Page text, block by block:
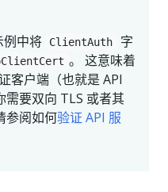
中将
ClientAuth
字
。 这意味着
客户端（也就是 API
需要双向 TLS 或者其
参阅如何验证 API 服